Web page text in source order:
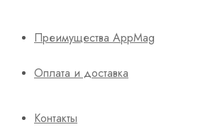
Преимущества AppMag
Оплата и доставка
Контакты